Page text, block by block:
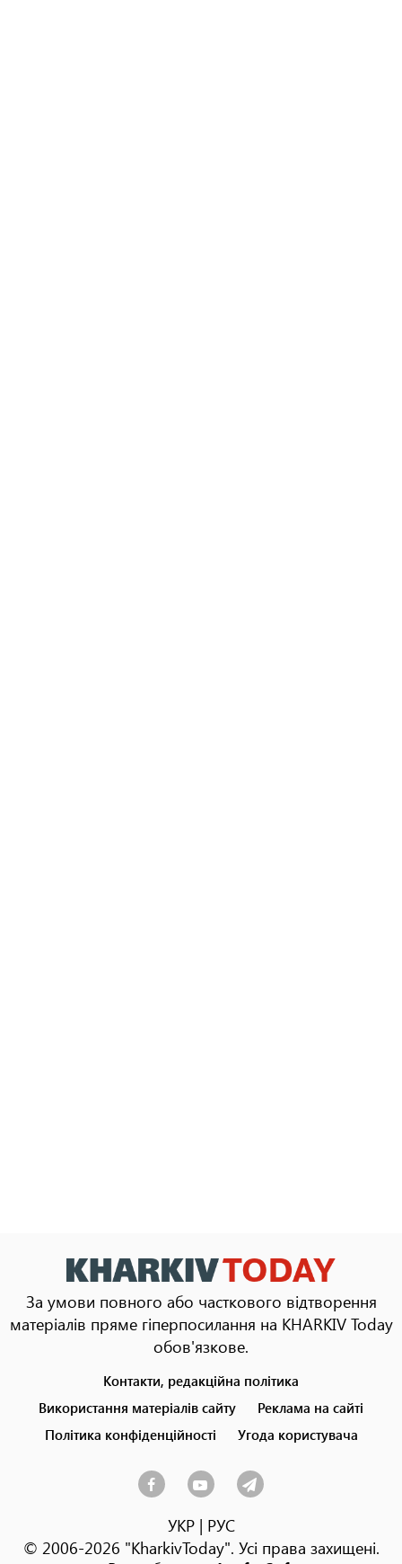
За умови повного або часткового відтворення
матеріалів пряме гіперпосилання на KHARKIV Today
обов'язкове.
menu
Контакти, редакційна політика
Використання матеріалів сайту
Реклама на сайті
Політика конфіденційності
Угода користувача
УКР| РУС
© 2006-2026 "KharkivToday". Усі права захищені.